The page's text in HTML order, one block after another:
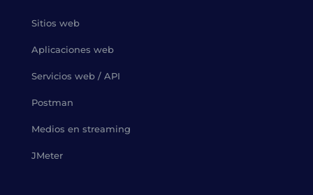
Sitios web
Aplicaciones web
Servicios web / API
Postman
Medios en streaming
JMeter